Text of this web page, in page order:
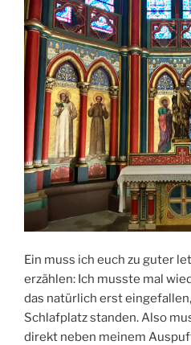
Ein muss ich euch zu guter
erzählen: Ich musste mal
das natürlich erst
Schlafplatz standen. Also
direkt neben meinem